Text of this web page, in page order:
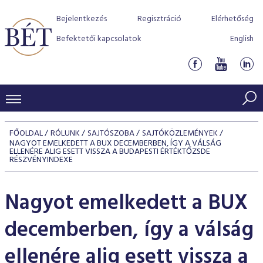
Bejelentkezés Regisztráció
Elérhetőség
Befektetői kapcsolatok
English
KERESKEDÉSI ADATOK
INDEXEK
Részvényindexek
Kötvényindexek
Jelzáloglevél indexek
Vállalati kötvény indexek
Piaci forgalom
Kedvenc instrumentumok
Azonnali Piac
BEFEKTETŐK
Termékcsoportok
Indexek
Részvény szekció
Hitelpapír szekció
Szabályozás
BÉT szabályzatok
Befektetővédelem
Alkalmazott díjstruktúra
Elszámolás
Részvény és vállalati kötvény tőzsdei bevezetését
program
BÉT Xtend - Részvénypiac egyszerűen
TŐZSDETAGOK
Tőzsdetagok, üzletkötők
FŐOLDAL RÓLUNK SAJTÓSZOBA SAJTÓKÖZLEMÉNYEK
NAGYOT EMELKEDETT A BUX DECEMBERBEN, ÍGY A VÁLSÁG
ELLENÉRE ALIG ESETT VISSZA A BUDAPESTI ÉRTÉKTŐZSDE
RÉSZVÉNYINDEXE
Nagyot emelkedett a BUX
decemberben, így a válság